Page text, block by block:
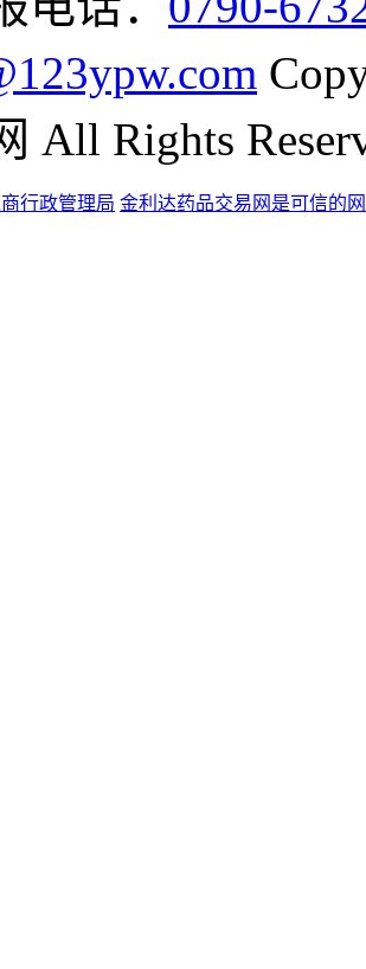
All Rights
行政管理局 金利达药品交易网是可信的